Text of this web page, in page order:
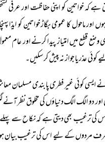
کہ خواتین کو اپنی حفاظت اور عرفی
اور ماحول کا عمومی بگاڑ خواتین کو
قطع میں امتیاز پیدا کرنے اور عام
عذر یا جواز نہ پیش کر سکیں۔
نے ایسی کوئی غیر فطری پابندی
دو الگ الگ دنیاؤں کی مخلوق نظر
کی ترغیب بھی دیتی ہے کہ نکاح سے
مردوں کے لیے اس کی ترغیب بیان